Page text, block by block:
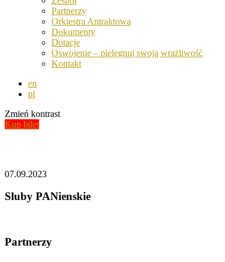
Partnerzy
Orkiestra Antraktowa
Dokumenty
Dotacje
Oswojenie – pielęgnuj swoją wrażliwość
Kontakt
en
pl
Zmień kontrast
Kup bilet
07.09.2023
Sluby PANienskie
Partnerzy